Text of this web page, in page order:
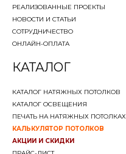
РЕАЛИЗОВАННЫЕ ПРОЕКТЫ
НОВОСТИ И СТАТЬИ
СОТРУДНИЧЕСТВО
ОНЛАЙН-ОПЛАТА
КАТАЛОГ
КАТАЛОГ НАТЯЖНЫХ ПОТОЛКОВ
КАТАЛОГ ОСВЕЩЕНИЯ
ПЕЧАТЬ НА НАТЯЖНЫХ ПОТОЛКАХ
КАЛЬКУЛЯТОР ПОТОЛКОВ
АКЦИИ И СКИДКИ